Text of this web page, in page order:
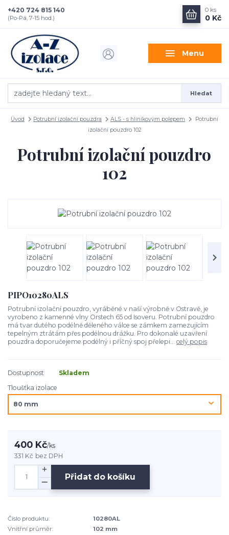
Menu
Hledat
+420 724 815 140
(Po-Pá, 7-15 hod.)
0 ks
0 Kč
Úvod Potrubní izolační pouzdra ALS - s hliníkovým polepem
Potrubní
izolační pouzdro 102
Potrubní izolační pouzdro
102
PIPO10280ALS
Potrubní izolační pouzdro, vyráběné v naší výrobně v Ostravě, je
vyrobeno z kamenné vlny Orstech 65 od Isoveru. Potrubní pouzdro
má tvar dutého podélně děleného válce se zámkem zamezujícím
tepelným ztrátám přes podélnou drážku. Pro dokonalé uzavření
pouzdra doporučejeme podélný i příčný spoj přelepi... celý popis
Dostupnost
Skladem
Tloušťka izolace
400 Kč/ks
331 Kč bez DPH
Přidat do košíku
Číslo produktu:
10280AL
Vnitřní průměr:
102 mm